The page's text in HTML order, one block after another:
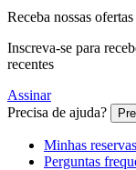
Receba nossas
Inscreva-se para
recentes
Assinar
Precisa de ajuda?
Minhas reservas
Perguntas